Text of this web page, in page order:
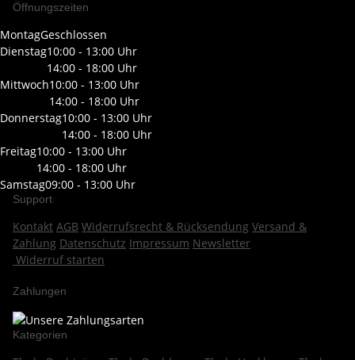
Öffnungszeiten
MontagGeschlossen
Dienstag10:00 - 13:00 Uhr
14:00 - 18:00 Uhr
Mittwoch10:00 - 13:00 Uhr
14:00 - 18:00 Uhr
Donnerstag10:00 - 13:00 Uhr
14:00 - 18:00 Uhr
Freitag10:00 - 13:00 Uhr
14:00 - 18:00 Uhr
Samstag09:00 - 13:00 Uhr
Support
Kontakt AGB Widerrufsrecht & Rücksendung Versand &
Zahlung Datenschutz Impressum Newsletter
Widerruf starten
Zahlungen
Kategorien